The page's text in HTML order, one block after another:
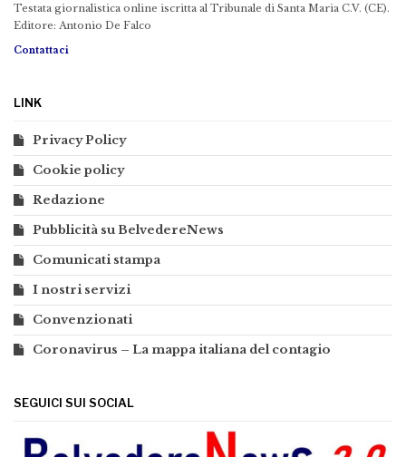
Testata giornalistica online iscritta al Tribunale di Santa Maria C.V. (CE).
Editore: Antonio De Falco
Contattaci
LINK
Privacy Policy
Cookie policy
Redazione
Pubblicità su BelvedereNews
Comunicati stampa
I nostri servizi
Convenzionati
Coronavirus – La mappa italiana del contagio
SEGUICI SUI SOCIAL